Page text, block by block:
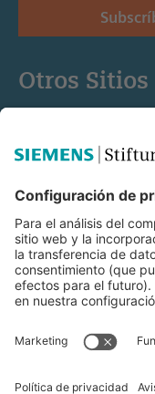
Otros Sitios
Educación STEM
Mediaportal